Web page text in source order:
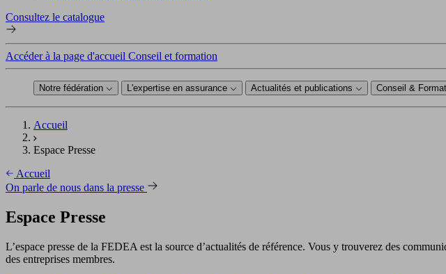
Consultez le catalogue
Accéder à la page d'accueil Conseil et formation
Notre fédération L'expertise en assurance Actualités et publications Conseil &
Accueil
Espace Presse
Accueil
On parle de nous dans la presse
Espace Presse
L’espace presse de la FEDEA est la source d’actualités de référence. Vous y trouverez des
des entreprises membres.